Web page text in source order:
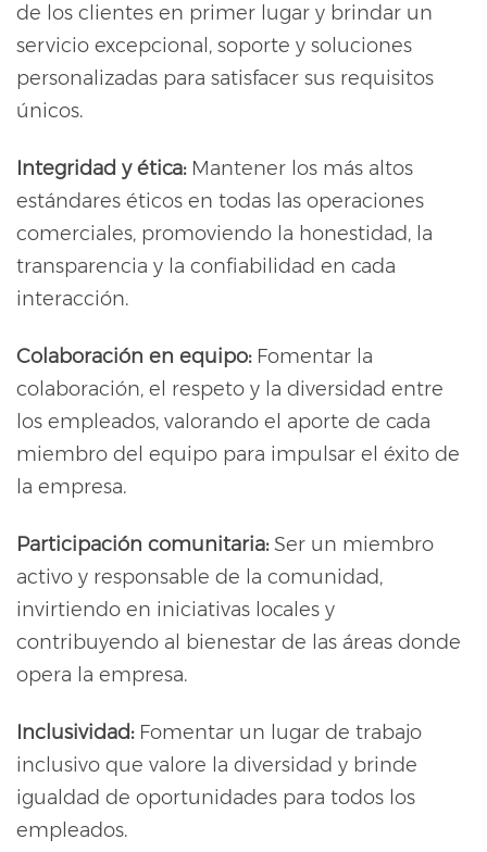
de los clientes en primer lugar y brindar un
servicio excepcional, soporte y soluciones
personalizadas para satisfacer sus requisitos
únicos.
Integridad y ética:Mantener los más altos
estándares éticos en todas las operaciones
comerciales, promoviendo la honestidad, la
transparencia y la confiabilidad en cada
interacción.
Colaboración en equipo: Fomentar la
colaboración, el respeto y la diversidad entre
los empleados, valorando el aporte de cada
miembro del equipo para impulsar el éxito de
la empresa.
Participación comunitaria: Ser un miembro
activo y responsable de la comunidad,
invirtiendo en iniciativas locales y
contribuyendo al bienestar de las áreas donde
opera la empresa.
Inclusividad: Fomentar un lugar de trabajo
inclusivo que valore la diversidad y brinde
igualdad de oportunidades para todos los
empleados.